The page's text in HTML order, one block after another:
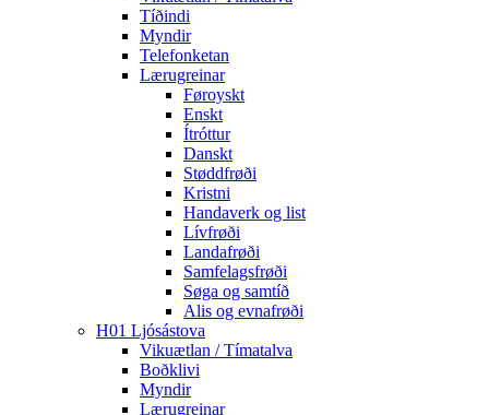
Tíðindi
Myndir
Telefonketan
Lærugreinar
Føroyskt
Enskt
Ítróttur
Danskt
Støddfrøði
Kristni
Handaverk og list
Lívfrøði
Landafrøði
Samfelagsfrøði
Søga og samtíð
Alis og evnafrøði
H01 Ljósástova
Vikuætlan / Tímatalva
Boðklivi
Myndir
Lærugreinar